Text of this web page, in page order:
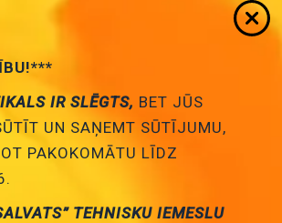
krasa, bez fiksācijas
Artikuls:
Noliktavas
IR SLĒGTS, BET JŪS
UN SAŅEMT SŪTĪJUMU,
PAKOKOMĀTU LĪDZ
TEHNISKU IEMESLU